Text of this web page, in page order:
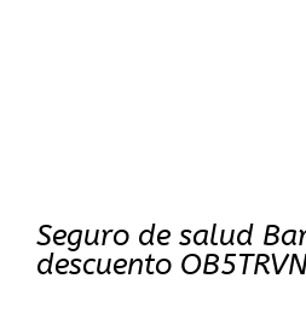
Seguro de salud
descuento